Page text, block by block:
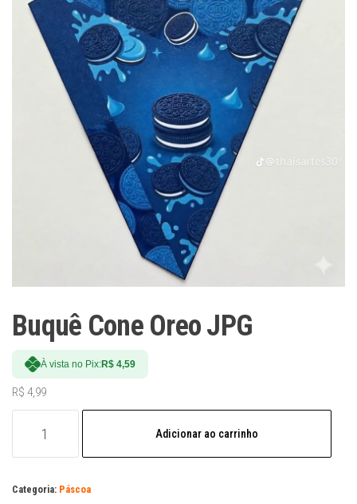
Buquê Cone Oreo JPG
À vista no Pix:R$ 4,59
R$ 4,99
Oreo
quantidade
Adicionar ao carrinho
Categoria: Páscoa